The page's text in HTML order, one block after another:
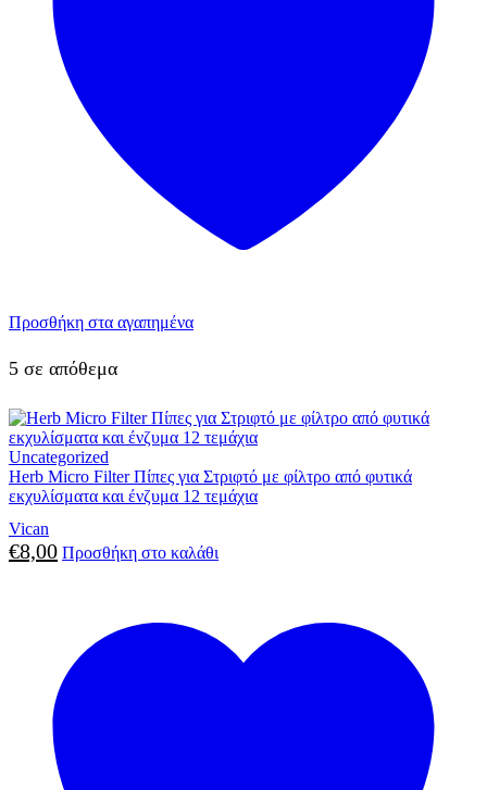
Προσθήκη στα αγαπημένα
5 σε απόθεμα
Uncategorized
Herb Micro Filter Πίπες για Στριφτό με φίλτρο από φυτικά
εκχυλίσματα και ένζυμα 12 τεμάχια
Vican
€8,00 Προσθήκη στο καλάθι